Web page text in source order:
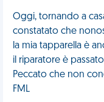
Oggi, tornando a
constatato che
la mia tapparella è
il riparatore è
Peccato che non
FML